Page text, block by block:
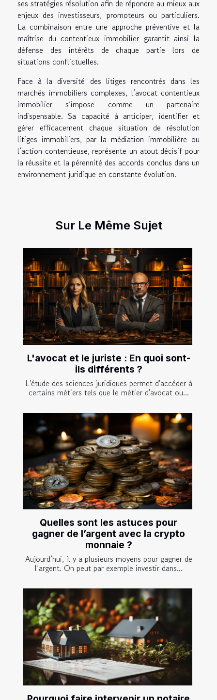
ses stratégies résolution afin de répondre au mieux aux
enjeux des investisseurs, promoteurs ou particuliers.
La combinaison entre une approche préventive et la
maîtrise du contentieux immobilier garantit ainsi la
défense des intérêts de chaque partie lors de
situations conflictuelles.
Face à la diversité des litiges rencontrés dans les
marchés immobiliers complexes, l’avocat contentieux
immobilier s’impose comme un partenaire
indispensable. Sa capacité à anticiper, identifier et
gérer efficacement chaque situation de résolution
litiges immobiliers, par la médiation immobilière ou
l’action contentieuse, représente un atout décisif pour
la réussite et la pérennité des accords conclus dans un
environnement juridique en constante évolution.
Sur Le Même Sujet
L'avocat et le juriste : En quoi sont-
ils différents ?
L'étude des sciences juridiques permet d'accéder à
certains métiers tels que le métier d'avocat ou...
Quelles sont les astuces pour
gagner de l’argent avec la crypto
monnaie ?
Aujourd’hui, il y a plusieurs moyens pour gagner de
l’argent. On peut par exemple investir dans...